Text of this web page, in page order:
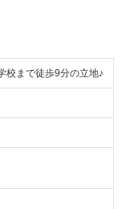
す。予めご了承下さ
校まで徒歩9分の立地♪